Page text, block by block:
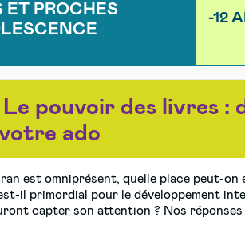
ET PROCHES
-12
Le pouvoir des livres :
ado
est omniprésent, quelle place peut-
il primordial pour le développement
capter son attention ? Nos